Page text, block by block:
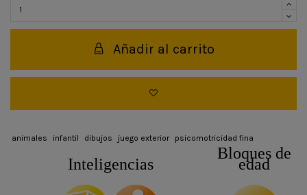
Añadir al carrito
animales infantil dibujos juego exterior psicomotricidad fina
Inteligencias
Bloques de
edad